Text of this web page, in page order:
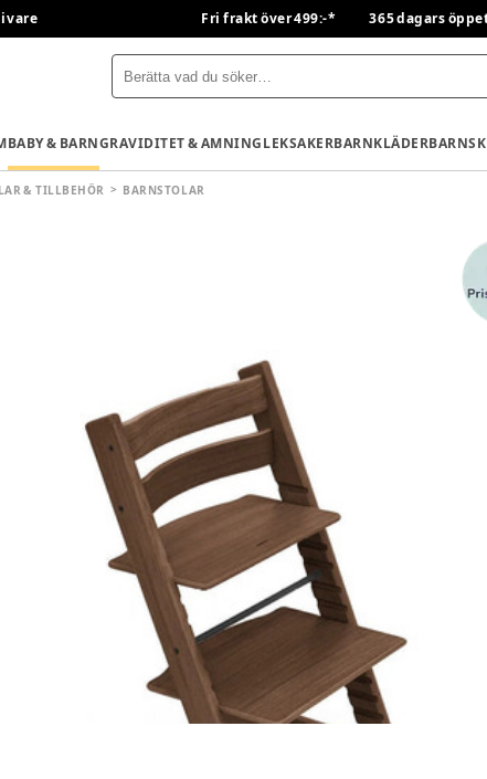
Fri frakt över 499:-* 365 dagars
BABY & BARNGRAVIDITET & AMNINGLEKSAKERBARNKLÄDER
& TILLBEHÖR BARNSTOLAR